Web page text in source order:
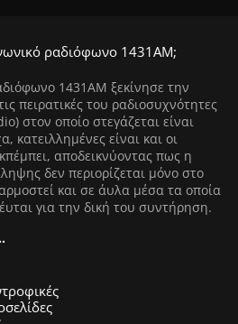
ραδιόφωνο 1431ΑΜ;
1431AM ξεκίνησε την
πειρατικές του ραδιοσυχνότητες
στον οποίο στεγάζεται είναι
κατειλλημένες είναι και οι
αποδεικνύοντας πως η
δεν περιορίζεται μόνο στο
και σε άυλα μέσα τα οποία
για την δική του συντήρηση.